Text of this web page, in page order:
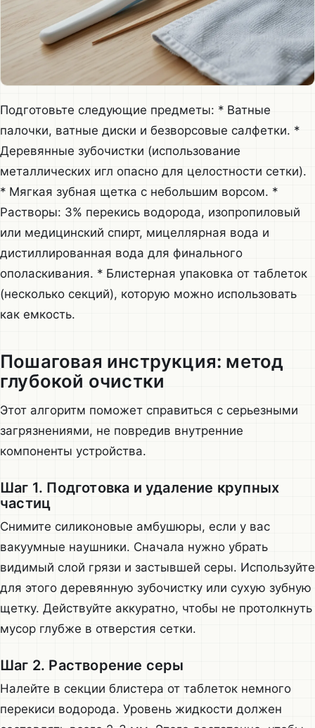
Подготовьте следующие предметы: * Ватные
палочки, ватные диски и безворсовые салфетки. *
Деревянные зубочистки (использование
металлических игл опасно для целостности сетки).
* Мягкая зубная щетка с небольшим ворсом. *
Растворы: 3% перекись водорода, изопропиловый
или медицинский спирт, мицеллярная вода и
дистиллированная вода для финального
ополаскивания. * Блистерная упаковка от таблеток
(несколько секций), которую можно использовать
как емкость.
Пошаговая инструкция: метод
глубокой очистки
Этот алгоритм поможет справиться с серьезными
загрязнениями, не повредив внутренние
компоненты устройства.
Шаг 1. Подготовка и удаление крупных
частиц
Снимите силиконовые амбушюры, если у вас
вакуумные наушники. Сначала нужно убрать
видимый слой грязи и застывшей серы. Используйте
для этого деревянную зубочистку или сухую зубную
щетку. Действуйте аккуратно, чтобы не протолкнуть
мусор глубже в отверстия сетки.
Шаг 2. Растворение серы
Налейте в секции блистера от таблеток немного
перекиси водорода. Уровень жидкости должен